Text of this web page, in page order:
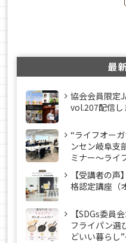
最
協会会員限定
vol.207配信し
“ライフオー
ンセン岐阜支
ミナー～ライ
【受講者の
格認定講座（
【SDGs委員
フライパン選
どいい暮らし